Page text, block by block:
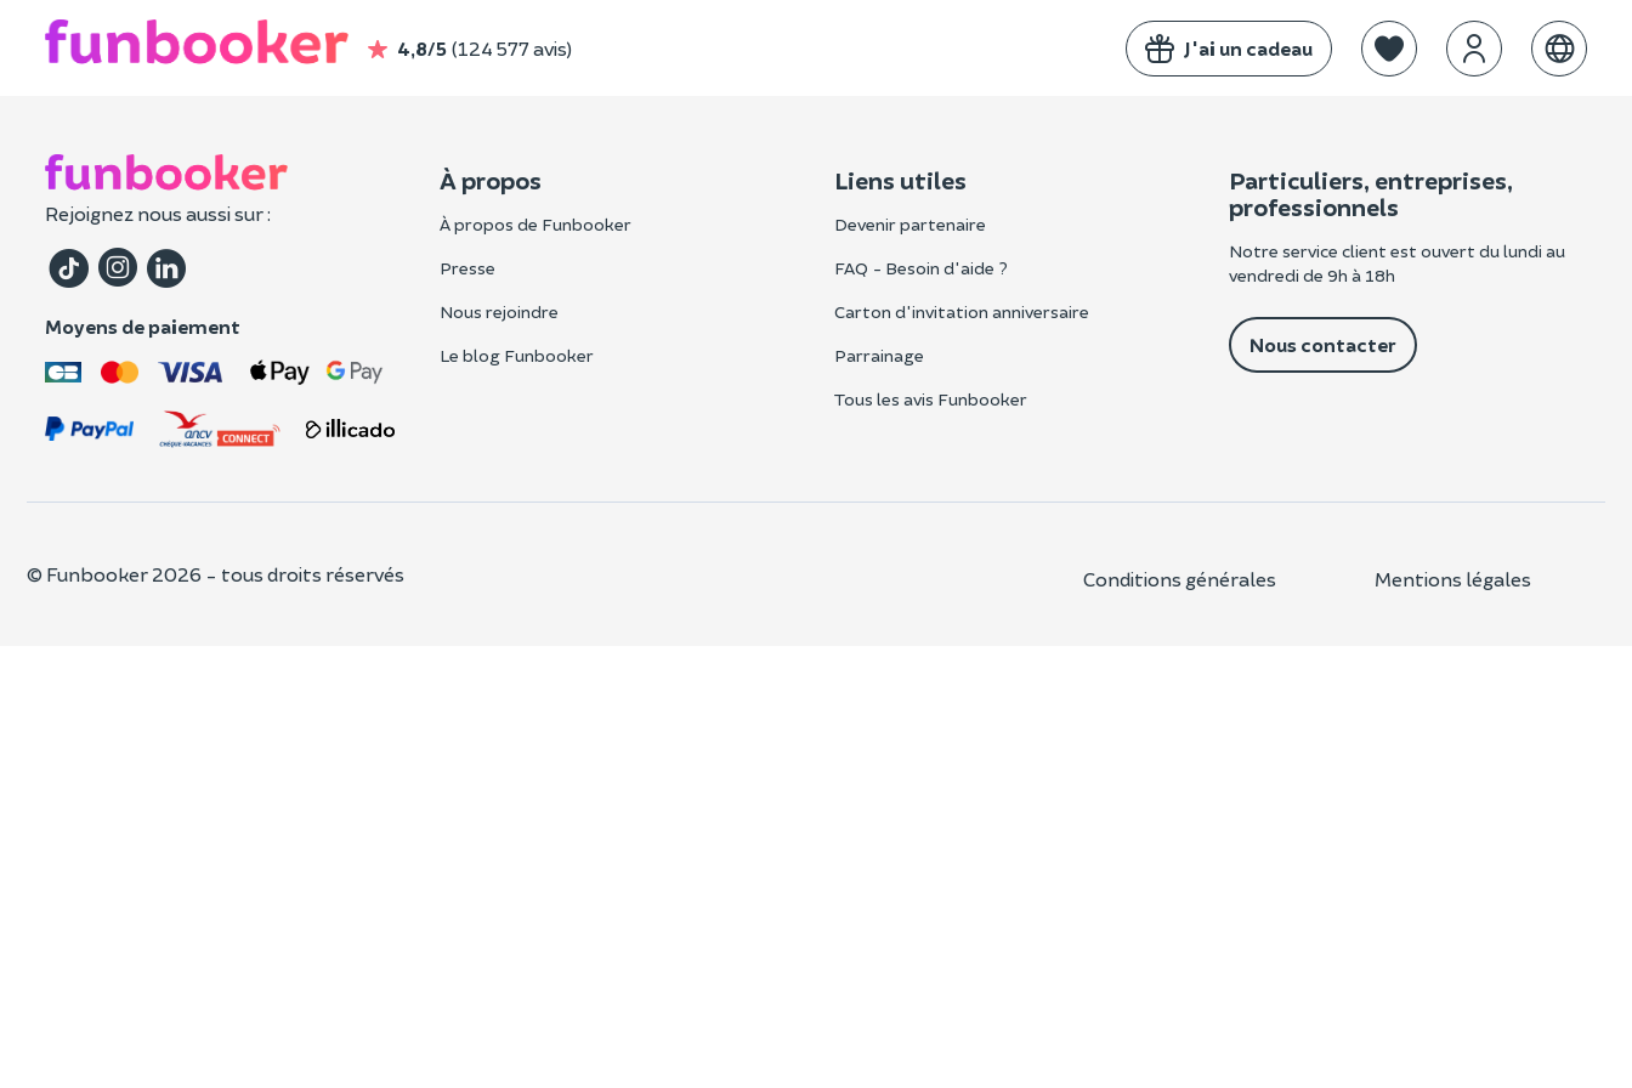
4,8/5 (124 577 avis) J'ai un cadeau
Rejoignez nous aussi sur :
Moyens de paiement
À propos
À propos de Funbooker
Presse
Nous rejoindre
Le blog Funbooker
Liens utiles
Devenir partenaire
FAQ - Besoin d'aide ?
Carton d'invitation anniversaire
Parrainage
Tous les avis Funbooker
Particuliers, entreprises,
professionnels
Notre service client est ouvert du lundi au
vendredi de 9h à 18h
Nous contacter
© Funbooker 2026 - tous droits réservés Conditions générales Mentions légales